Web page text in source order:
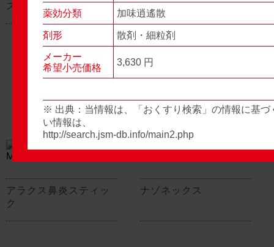
ス顆粒
アラクス鼻炎スティッ
ク
ナゾネックス
薬効分類 加味逍遙散
剤形 散剤・細粒剤
メーカー
希望小売価格
3,630 円
※ 出典：当情報は、「おくすり検索」の情報に基づ
い情報は、
http://search.jsm-db.info/main2.php